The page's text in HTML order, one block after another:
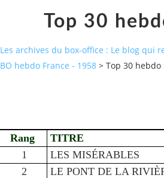
Top 30
Les archives du box-office : Le blog qui
BO hebdo France - 1958 > Top 30
Rang TITRE
1
LES MISÉRABLES
2
LE PONT DE LA